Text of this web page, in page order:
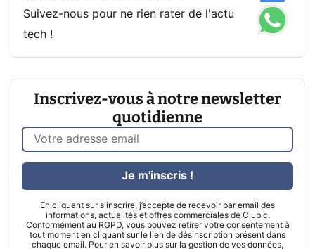
Suivez-nous pour ne rien rater de l'actu
tech !
Inscrivez-vous à notre newsletter
quotidienne
En cliquant sur s'inscrire, j’accepte de recevoir par email des
informations, actualités et offres commerciales de Clubic.
Conformément au RGPD, vous pouvez retirer votre consentement à
tout moment en cliquant sur le lien de désinscription présent dans
chaque email. Pour en savoir plus sur la gestion de vos données,
Je m'inscris !